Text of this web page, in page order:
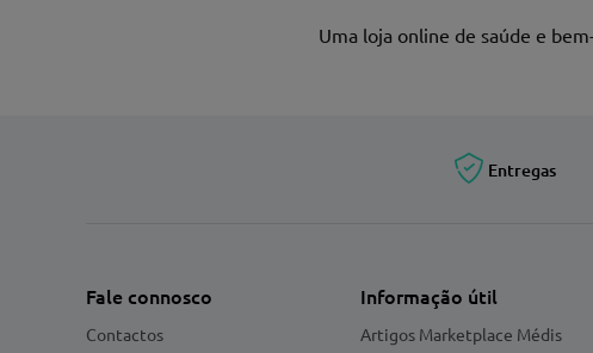
Uma loja online de saúde e
Entregas
Fale connosco
Contactos
Informação útil
Artigos Marketplace Médis